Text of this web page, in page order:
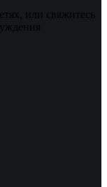
или свяжитесь